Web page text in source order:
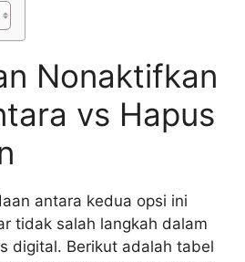
Nonaktifkan
vs Hapus
antara kedua opsi ini
tidak salah langkah dalam
digital. Berikut adalah tabel